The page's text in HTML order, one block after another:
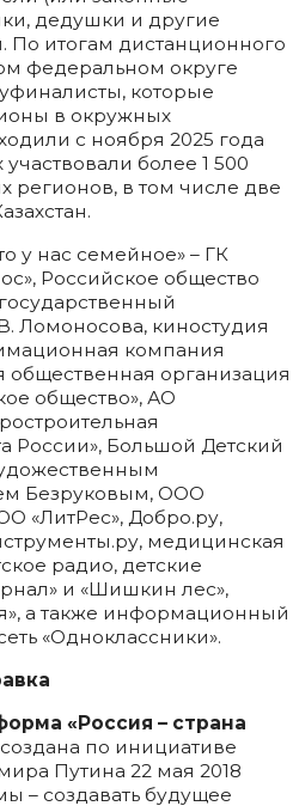
дедушки и другие
По итогам дистанционного
федеральном округе
которые
в окружных
с ноября 2025 года
более 1 500
регионов, в том числе две
у нас семейное» – ГК
Российское общество
Ломоносова, киностудия
компания
общественная организация
общество», АО
России», Большой Детский
Безруковым, ООО
«ЛитРес», Добро.ру,
медицинская
радио, детские
и «Шишкин лес»,
а также информационный
«Одноклассники».
«Россия – страна
по инициативе
Путина 22 мая 2018
– создавать будущее